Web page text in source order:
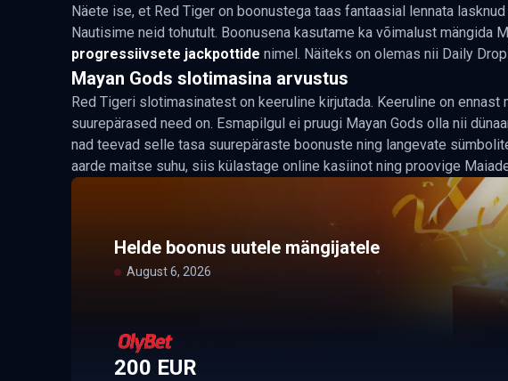
Näete ise, et Red Tiger on boonustega taas fantaasial lennata
Nautisime neid tohutult. Boonusena kasutame ka võimalust mängida
progressiivsete jackpottide nimel. Näiteks on olemas nii Daily
Mayan Gods slotimasina arvustus
Red Tigeri slotimasinatest on keeruline kirjutada. Keeruline on ennast
suurepärased need on. Esmapilgul ei pruugi Mayan Gods olla nii
nad teevad selle tasa suurepäraste boonuste ning langevate
aarde maitse suhu, siis külastage online kasiinot ning proovige
Helde boonus uutele mängijatele
August 6, 2026
200 EUR